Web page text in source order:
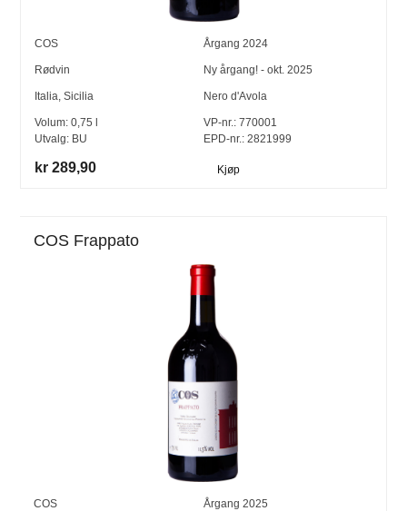
COS Årgang 2024
Rødvin Ny årgang! - okt. 2025
Italia,Sicilia Nero d'Avola
Volum:0,75 l
Utvalg: BU
VP-nr.: 770001
EPD-nr.: 2821999
kr 289,90 Kjøp
COS Frappato
COS Årgang 2025